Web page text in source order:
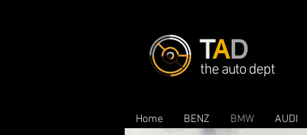
TAD
the auto dept
Home BENZ BMW AUDI